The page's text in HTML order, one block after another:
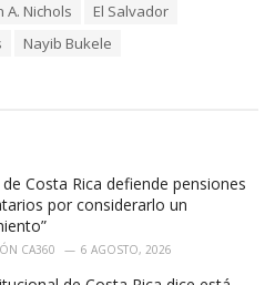
A. Nichols
El Salvador
Nayib Bukele
Costa Rica defiende pensiones
por considerarlo un
CA360 6 AGOSTO, 2026